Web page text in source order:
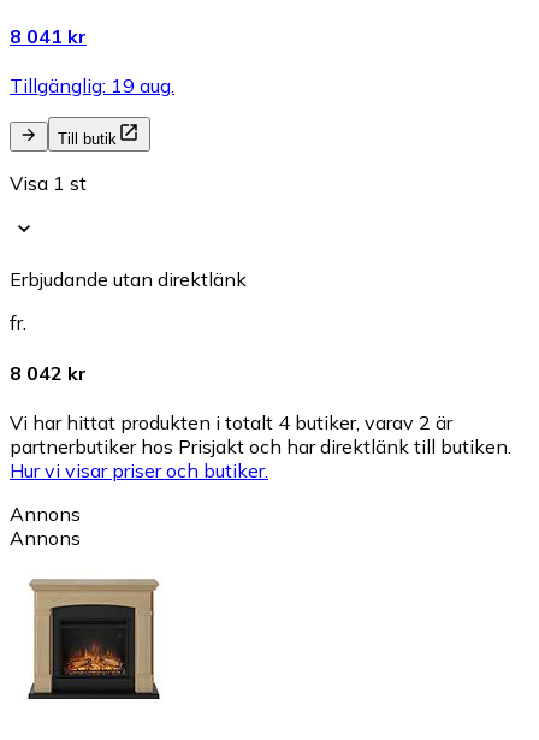
8 041 kr
Tillgänglig: 19 aug.
Till butik
Visa 1 st
Erbjudande utan direktlänk
fr.
8 042 kr
Vi har hittat produkten i totalt 4 butiker, varav 2 är
partnerbutiker hos Prisjakt och har direktlänk till butiken.
Hur vi visar priser och butiker.
Annons
Annons